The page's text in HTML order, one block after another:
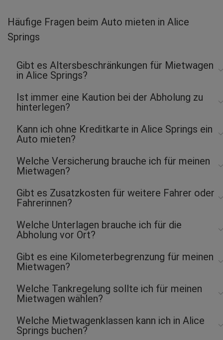
Häufige Fragen beim Auto mieten in Alice
Springs
Gibt es Altersbeschränkungen für Mietwagen
in Alice Springs?
Ist immer eine Kaution bei der Abholung zu
hinterlegen?
Kann ich ohne Kreditkarte in Alice Springs ein
Auto mieten?
Welche Versicherung brauche ich für meinen
Mietwagen?
Gibt es Zusatzkosten für weitere Fahrer oder
Fahrerinnen?
Welche Unterlagen brauche ich für die
Abholung vor Ort?
Gibt es eine Kilometerbegrenzung für meinen
Mietwagen?
Welche Tankregelung sollte ich für meinen
Mietwagen wählen?
Welche Mietwagenklassen kann ich in Alice
Springs buchen?